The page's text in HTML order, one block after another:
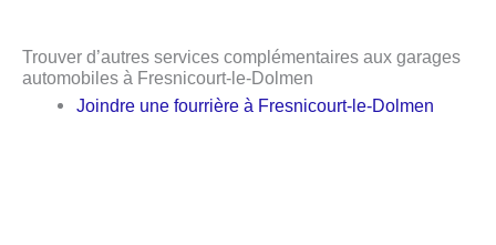
Trouver d’autres services complémentaires aux garages
automobiles à Fresnicourt-le-Dolmen
Joindre une fourrière à Fresnicourt-le-Dolmen